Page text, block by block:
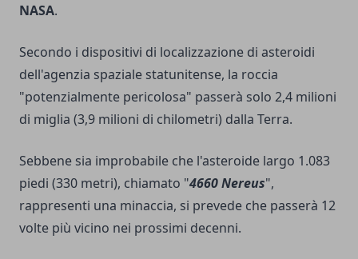
NASA.
Secondo i dispositivi di localizzazione di asteroidi
dell'agenzia spaziale statunitense, la roccia
"potenzialmente pericolosa" passerà solo 2,4 milioni
di miglia (3,9 milioni di chilometri) dalla Terra.
Sebbene sia improbabile che l'asteroide largo 1.083
piedi (330 metri), chiamato "4660 Nereus",
rappresenti una minaccia, si prevede che passerà 12
volte più vicino nei prossimi decenni.